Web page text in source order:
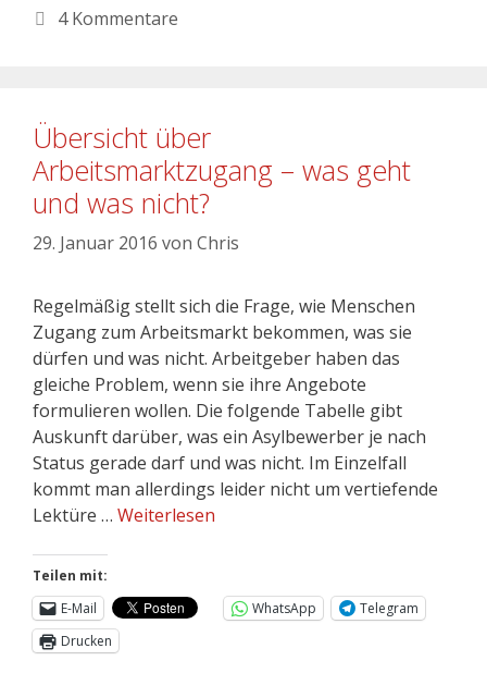
4 Kommentare
Übersicht über
Arbeitsmarktzugang – was geht
und was nicht?
29. Januar 2016 von Chris
Regelmäßig stellt sich die Frage, wie Menschen
Zugang zum Arbeitsmarkt bekommen, was sie
dürfen und was nicht. Arbeitgeber haben das
gleiche Problem, wenn sie ihre Angebote
formulieren wollen. Die folgende Tabelle gibt
Auskunft darüber, was ein Asylbewerber je nach
Status gerade darf und was nicht. Im Einzelfall
kommt man allerdings leider nicht um vertiefende
Lektüre … Weiterlesen
Teilen mit:
E-Mail
WhatsApp
Telegram
Drucken